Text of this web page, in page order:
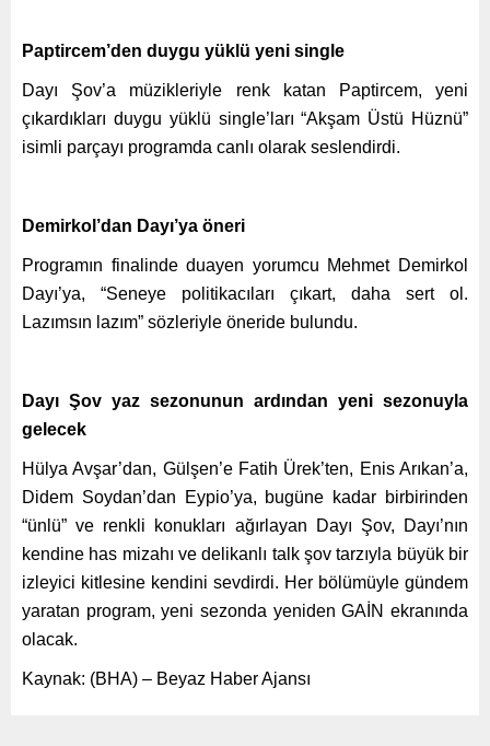
Paptircem’den duygu yüklü yeni single
Dayı Şov’a müzikleriyle renk katan Paptircem, yeni
çıkardıkları duygu yüklü single’ları “Akşam Üstü Hüznü”
isimli parçayı programda canlı olarak seslendirdi.
Demirkol’dan Dayı’ya öneri
Programın finalinde duayen yorumcu Mehmet Demirkol
Dayı’ya, “Seneye politikacıları çıkart, daha sert ol.
Lazımsın lazım” sözleriyle öneride bulundu.
Dayı Şov yaz sezonunun ardından yeni sezonuyla
gelecek
Hülya Avşar’dan, Gülşen’e Fatih Ürek’ten, Enis Arıkan’a,
Didem Soydan’dan Eypio’ya, bugüne kadar birbirinden
“ünlü” ve renkli konukları ağırlayan Dayı Şov, Dayı’nın
kendine has mizahı ve delikanlı talk şov tarzıyla büyük bir
izleyici kitlesine kendini sevdirdi. Her bölümüyle gündem
yaratan program, yeni sezonda yeniden GAİN ekranında
olacak.
Kaynak: (BHA) – Beyaz Haber Ajansı